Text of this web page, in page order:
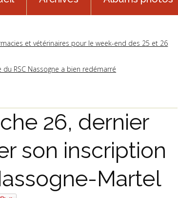
et vétérinaires pour le week-end des 25 et 26
du RSC Nassogne a bien redémarré
26, dernier
son inscription
Martel